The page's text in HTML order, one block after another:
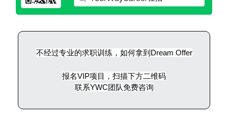
不经过专业的求职训练，如何拿到Dream Offer
报名VIP项目，扫描下方二维码
联系YWC团队免费咨询